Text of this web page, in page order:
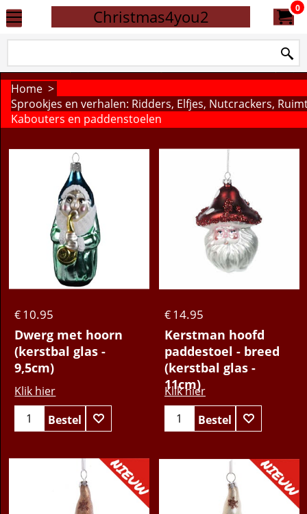
Christmas4you2 0
Home >
Sprookjes en verhalen: Ridders, Elfjes, Nutcrackers,
Kabouters en paddenstoelen
€10.95
Dwerg met hoorn
(kerstbal glas -
9,5cm)
Klik hier
Bestel
€14.95
Kerstman hoofd
paddestoel - breed
(kerstbal glas -
11cm)
Klik hier
Bestel